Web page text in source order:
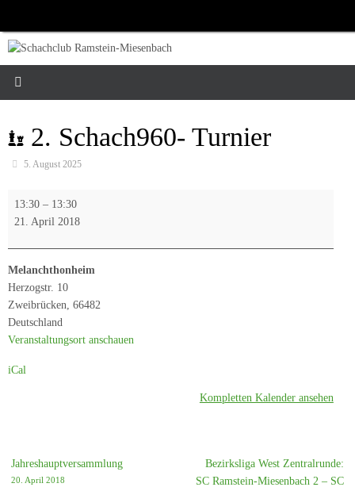
springen
2. Schach960- Turnier
5. August 2025
Schach960-
13:30 – 13:30
21. April 2018
Melanchthonheim
Herzogstr. 10
Zweibrücken 66482
Deutschland
Veranstaltungsort anschauen
iCal
Kompletten Kalender ansehen
Jahreshauptversammlung
20. April 2018
Bezirksliga West Zentralrunde:
SC Ramstein-Miesenbach 2 – SC